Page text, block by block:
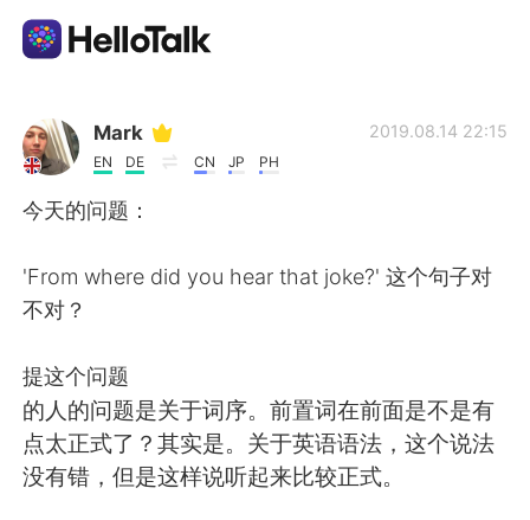
Aplicación de intercambio de idiomas
AI Grammar Checker
繁體中文 العربية
Français Deutsch
Mark
EN DE CN JP PH
2019.08.14 22:15
今天的问题：
'From where did you hear that joke?' 这个句子对
不对？
提这个问题
的人的问题是关于词序。前置词在前面是不是有
点太正式了？其实是。关于英语语法，这个说法
没有错，但是这样说听起来比较正式。